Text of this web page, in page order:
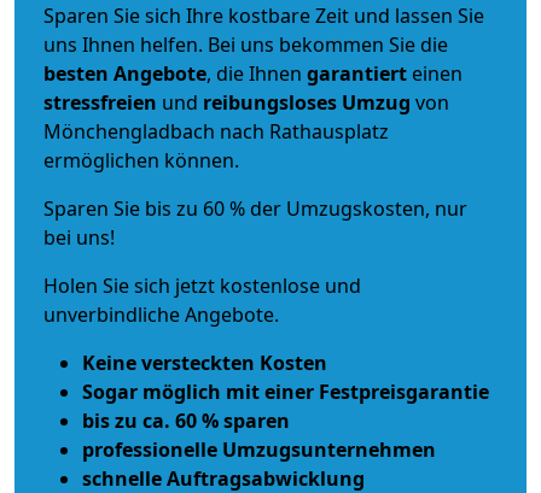
Sparen Sie sich Ihre kostbare Zeit und lassen Sie
uns Ihnen helfen. Bei uns bekommen Sie die
besten Angebote, die Ihnen garantiert einen
stressfreien und reibungsloses Umzug von
Mönchengladbach nach Rathausplatz
ermöglichen können.
Sparen Sie bis zu 60 % der Umzugskosten, nur
bei uns!
Holen Sie sich jetzt kostenlose und
unverbindliche Angebote.
Keine versteckten Kosten
Sogar möglich mit einer Festpreisgarantie
bis zu ca. 60 % sparen
professionelle Umzugsunternehmen
schnelle Auftragsabwicklung